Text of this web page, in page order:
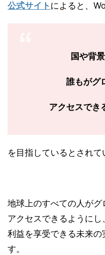
公式サイト によると、
国や背
誰もがグ
アクセスでき
を目指しているとされて
地球上のすべての人が
アクセスできるように
利益を享受できる未来
す。